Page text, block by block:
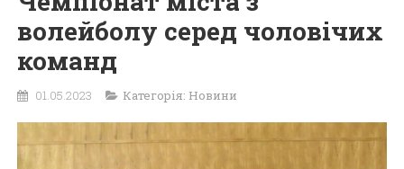
волейболу серед чоловічих
команд
01.05.2023 Категорія: Новини